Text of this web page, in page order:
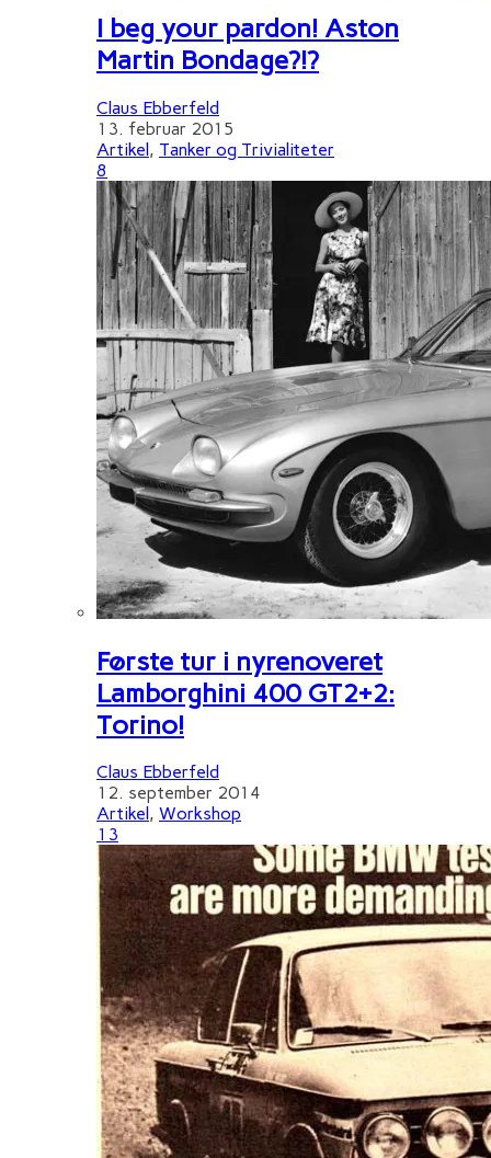
I beg your pardon! Aston
Martin Bondage?!?
Claus Ebberfeld
13. februar 2015
Artikel, Tanker og Trivialiteter
8
Første tur i nyrenoveret
Lamborghini 400 GT2+2:
Torino!
Claus Ebberfeld
12. september 2014
Artikel , Workshop
13